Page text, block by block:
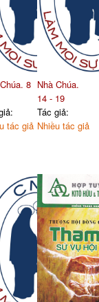
8
tác giả
Nhà Chúa.
14 - 19
Tác giả:
Nhiều tác giả